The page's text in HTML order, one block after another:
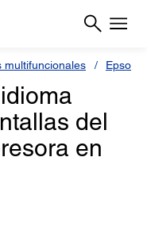
multifuncionales Epson
del
en